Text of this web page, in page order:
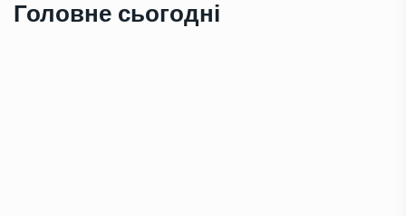
Головне сьогодні